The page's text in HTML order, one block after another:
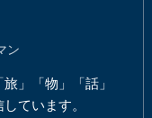
ン
」「物」「話」
ています。